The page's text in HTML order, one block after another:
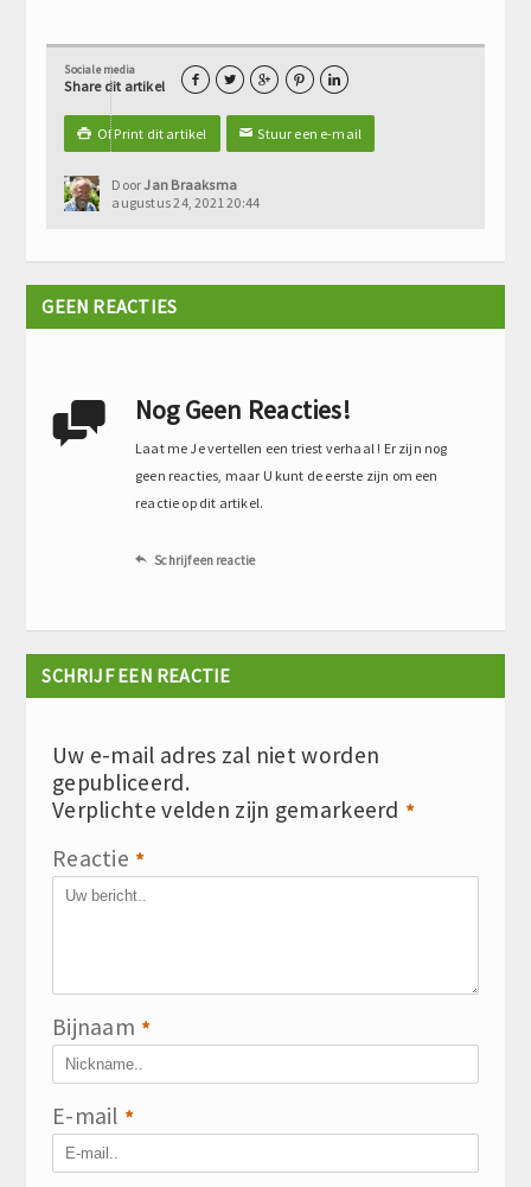
Sociale media
Share dit artikel     
 Of Print dit artikel ✉Stuur een e-mail
DoorJan Braaksma
augustus 24, 2021 20:44
GEEN REACTIES
 Nog Geen Reacties!
Laat me Je vertellen een triest verhaal ! Er zijn nog
geen reacties, maar U kunt de eerste zijn om een
reactie op dit artikel.
 Schrijf een reactie
SCHRIJF EEN REACTIE
Uw e-mail adres zal niet worden
gepubliceerd.
Verplichte velden zijn gemarkeerd *
Reactie *
Bijnaam *
E-mail *